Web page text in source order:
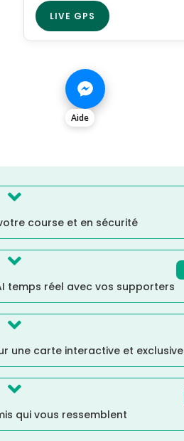
LIVE GPS
Aide

course et en sécurité

temps réel avec vos supporters

une carte interactive et exclusive

qui vous ressemblent